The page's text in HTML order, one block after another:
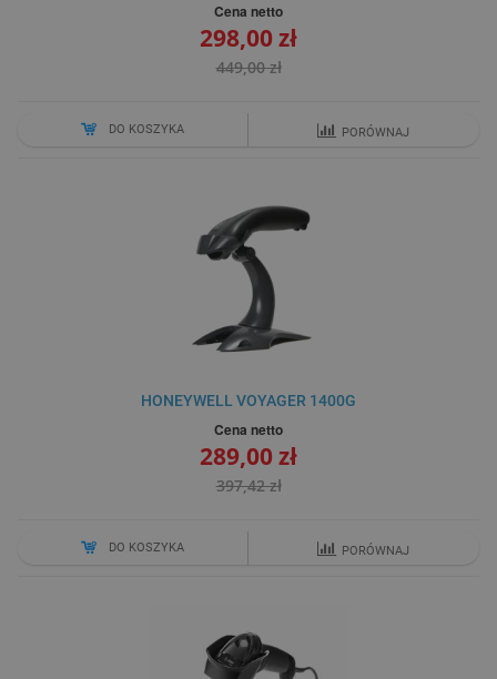
Cena netto
298,00 zł
449,00 zł
DO KOSZYKA PORÓWNAJ
HONEYWELL VOYAGER 1400G
Cena netto
289,00 zł
397,42 zł
DO KOSZYKA PORÓWNAJ